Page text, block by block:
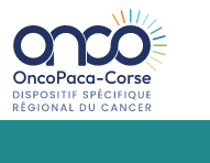
Panneau de gestion des